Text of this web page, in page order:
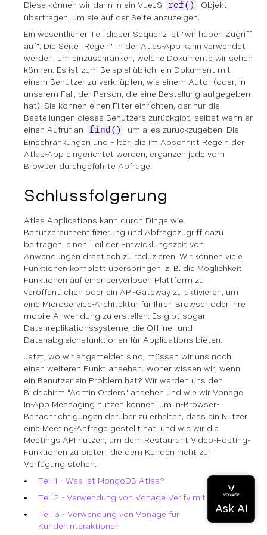
Diese können wir dann in ein VueJS
ref()
Objekt
übertragen, um sie auf der Seite anzuzeigen.
Ein wesentlicher Teil dieser Sequenz ist "wir haben Zugriff
auf". Die Seite "Regeln" in der Atlas-App kann verwendet
werden, um einzuschränken, welche Dokumente wir sehen
können. Es ist zum Beispiel üblich, ein Dokument mit
einem Benutzer zu verknüpfen, wie einem Autor (oder, in
unserem Fall, der Person, die eine Bestellung aufgegeben
hat). Sie können einen Filter einrichten, der nur die
Bestellungen dieses Benutzers zurückgibt, selbst wenn er
einen Aufruf an
find()
um alles zurückzugeben. Die
Einschränkungen und Filter, die im Abschnitt Regeln der
Atlas-App eingerichtet werden, ergänzen jede vom
Browser durchgeführte Abfrage.
Schlussfolgerung
Atlas Applications kann durch Dinge wie
Benutzerauthentifizierung und Abfragezugriff dazu
beitragen, einen Teil der Entwicklungszeit von
Anwendungen drastisch zu reduzieren. Wir können viele
Funktionen komplett überspringen, z. B. die Möglichkeit,
Funktionen auf einer serverlosen Plattform zu
veröffentlichen oder ein API-Gateway zu aktivieren, um
eine Microservice-Architektur für Ihren Browser oder Ihre
mobile Anwendung zu erstellen. Es gibt sogar
Datenreplikationssysteme, die Offline- und
Datenabgleichsfunktionen für Applications bieten.
Jetzt, wo wir angemeldet sind, müssen wir uns noch
einen weiteren Punkt ansehen. Woher wissen wir, wenn
ein Benutzer ein Problem hat? Wir werden uns den
Bildschirm "Admin Orders" ansehen und wie wir Vonage
In-App Messaging nutzen können, um In-Browser-
Benachrichtigungen darüber zu erhalten, dass ein Nutzer
eine Meeting-Anfrage gestellt hat, und wie wir die
Meetings API nutzen, um dem Restaurant Video-Hosting-
Funktionen zu bieten, die dem Kunden nicht zur
Verfügung stehen.
Teil 1 - Was ist MongoDB Atlas?
Teil 2 - Verwendung von Vonage Verify mit Logins
Teil 3 - Verwendung von Vonage für
Kundeninteraktionen